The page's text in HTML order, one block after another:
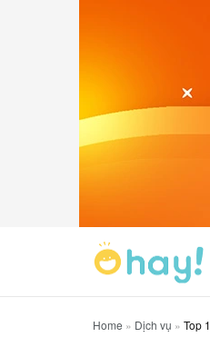
Home » Dịch vụ » Top